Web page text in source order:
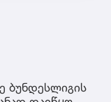
ბუნდესლიგის